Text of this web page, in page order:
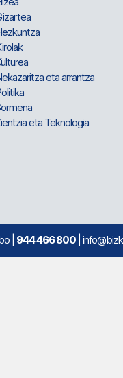
eta arrantza
eta Teknologia
| 944 466 800 |